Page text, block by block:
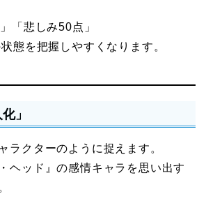
「悲しみ50点」
態を把握しやすくなります。
」
ラクターのように捉えます。
ヘッド』の感情キャラを思い出す